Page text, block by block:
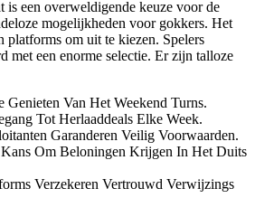
is een overweldigende keuze voor de
mogelijkheden voor gokkers. Het
platforms om uit te kiezen. Spelers
met een enorme selectie. Er zijn talloze
Genieten Van Het Weekend Turns.
Tot Herlaaddeals Elke Week.
Garanderen Veilig Voorwaarden.
Om Beloningen Krijgen In Het Duits
Verzekeren Vertrouwd Verwijzings